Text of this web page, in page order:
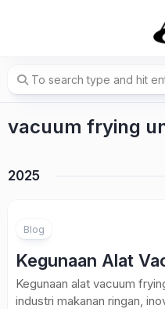
vacuum frying
2025
Blog
Kegunaan Alat
Kegunaan alat vacuum
industri makanan ringan,